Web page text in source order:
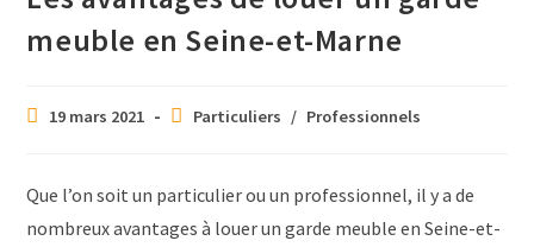
meuble en Seine-et-Marne
19 mars 2021 Particuliers / Professionnels
Que l’on soit un particulier ou un professionnel, il y a de
nombreux avantages à louer un garde meuble en Seine-et-